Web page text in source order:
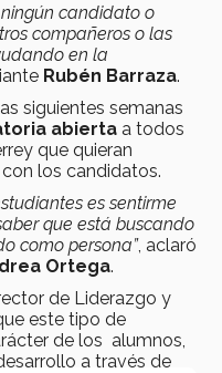
ningún candidato o
compañeros o las
en la
Rubén Barraza.
siguientes semanas
abierta a todos
que quieran
los candidatos.
es sentirme
que está buscando
como persona”, aclaró
Ortega.
de Liderazgo y
este tipo de
de los alumnos,
a través de